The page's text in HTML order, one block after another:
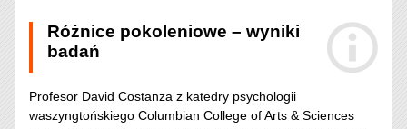
Różnice pokoleniowe – wyniki
badań
Profesor David Costanza z katedry psychologii
waszyngtońskiego Columbian College of Arts & Sciences